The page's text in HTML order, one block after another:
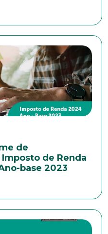
de
de Renda
base 2023
Outros